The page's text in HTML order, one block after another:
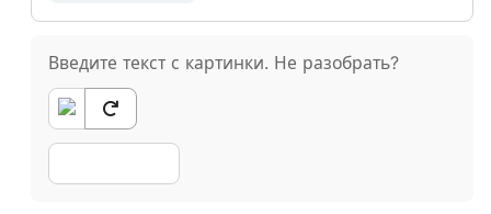
Введите текст с картинки. Не разобрать?